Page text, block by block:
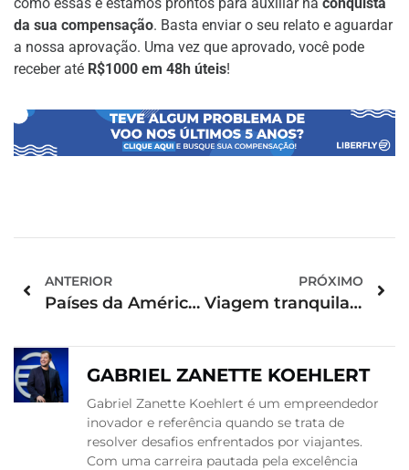
da sua compensação. Basta enviar o seu relato e aguardar
a nossa aprovação. Uma vez que aprovado, você pode
receber até R$1000 em 48h úteis!
ANTERIOR
Países da América do Norte para incluir no seu roteiro de viagem
PRÓXIMO
Viagem tranquila: dicas de lugares para pescar
GABRIEL ZANETTE KOEHLERT
Gabriel Zanette Koehlert é um empreendedor
inovador e referência quando se trata de
resolver desafios enfrentados por viajantes.
Com uma carreira pautada pela excelência